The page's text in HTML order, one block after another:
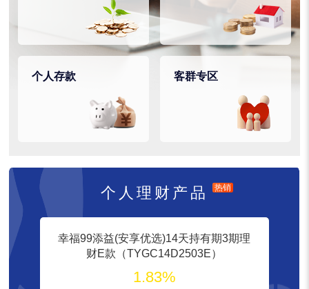
个人存款 客群专区
个人理财产品 热销
幸福99添益(安享优选)14天持有期3期理
财E款（TYGC14D2503E）
1.83%